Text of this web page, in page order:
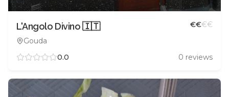
L'Angolo Divino 🇮🇹
Gouda
€€€€
0.0 0 reviews